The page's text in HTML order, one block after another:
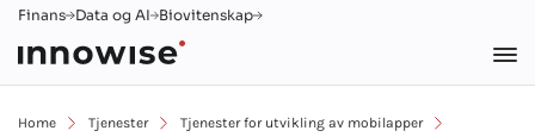
Finans Data og AI Biovitenskap
Home Tjenester
Tjenester for utvikling av mobilapper